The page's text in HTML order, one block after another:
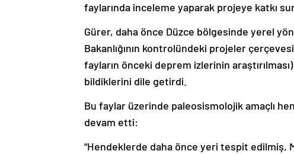
faylarında inceleme yaparak projeye katkı
Gürer, daha önce Düzce bölgesinde yerel
Bakanlığının kontrolündeki projeler
fayların önceki deprem izlerinin
bildiklerini dile getirdi.
Bu faylar üzerinde paleosismolojik amaçlı
devam etti:
“Hendeklerde daha önce yeri tespit edilmiş,